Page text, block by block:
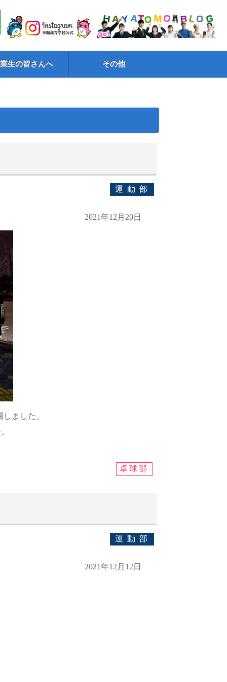
生の皆さんへ その他
運動部
2021年12月20日
ました。
卓球部
運動部
2021年12月12日